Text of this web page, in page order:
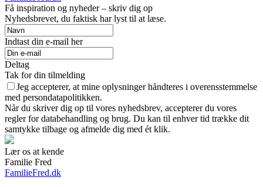
Få inspiration og nyheder – skriv dig op
Nyhedsbrevet, du faktisk har lyst til at læse.
Indtast din e-mail her
Deltag
Tak for din tilmelding
Jeg accepterer, at mine oplysninger håndteres i overensstemmelse
med persondatapolitikken.
Når du skriver dig op til vores nyhedsbrev, accepterer du vores
regler for databehandling og brug. Du kan til enhver tid trække dit
samtykke tilbage og afmelde dig med ét klik.
Lær os at kende
Familie Fred
FamilieFred.dk